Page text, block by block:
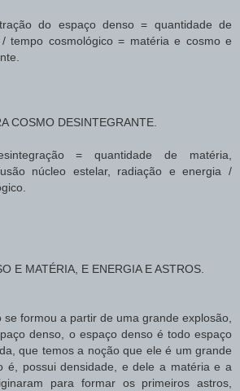
do espaço denso = quantidade de
tempo cosmológico = matéria e cosmo e
COSMO DESINTEGRANTE.
= quantidade de matéria,
núcleo estelar, radiação e energia /
E MATÉRIA, E ENERGIA E ASTROS.
se formou a partir de uma grande explosão,
denso, o espaço denso é todo espaço
que temos a noção que ele é um grande
é, possui densidade, e dele a matéria e a
para formar os primeiros astros,